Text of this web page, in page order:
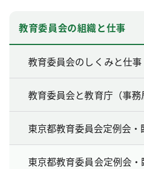
教育委員会の組織と仕事
教育委員会のしくみと仕事
教育委員会と教育庁（事
東京都教育委員会定例会・
東京都教育委員会定例会